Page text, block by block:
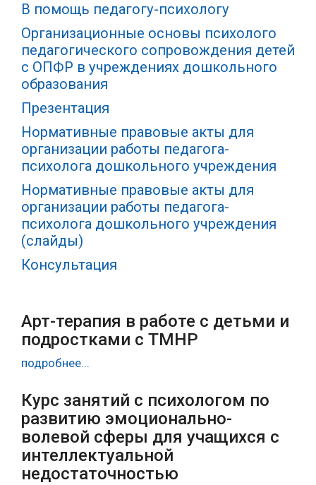
В помощь педагогу-психологу
Организационные основы психолого
педагогического сопровождения детей
с ОПФР в учреждениях дошкольного
образования
Презентация
Нормативные правовые акты для
организации работы педагога-
психолога дошкольного учреждения
Нормативные правовые акты для
организации работы педагога-
психолога дошкольного учреждения
(слайды)
Консультация
Арт-терапия в работе с детьми и
подростками с ТМНР
подробнее...
Курс занятий с психологом по
развитию эмоционально-
волевой сферы для учащихся с
интеллектуальной
недостаточностью